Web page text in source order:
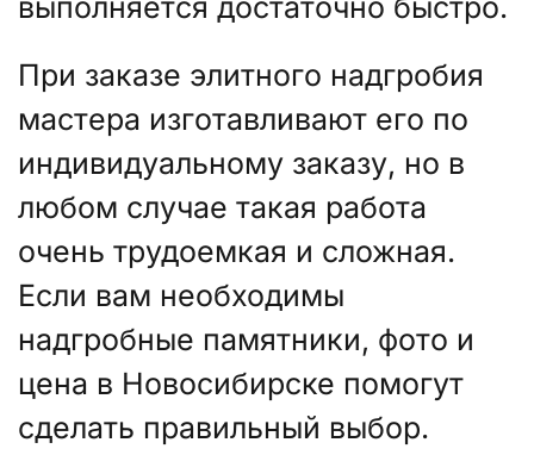
выполняется достаточно быстро.
При заказе элитного надгробия
мастера изготавливают его по
индивидуальному заказу, но в
любом случае такая работа
очень трудоемкая и сложная.
Если вам необходимы
надгробные памятники, фото и
цена в Новосибирске помогут
сделать правильный выбор.